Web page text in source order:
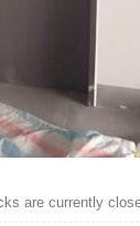
are currently